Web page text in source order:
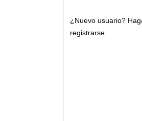
¿Nuevo usuario?
registrarse